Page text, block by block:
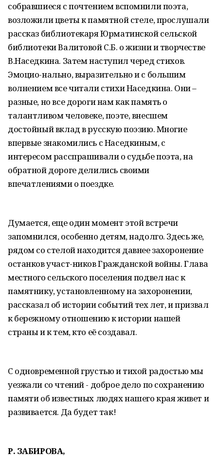
собравшиеся с почтением вспомнили поэта,
возложили цветы к памятной стеле, прослушали
рассказ библиотекаря Юрматинской сельской
библиотеки Валитовой С.Б. о жизни и творчестве
В.Наседкина. Затем наступил черед стихов.
Эмоцио-нально, выразительно и с большим
волнением все читали стихи Наседкина. Они –
разные, но все дороги нам как память о
талантливом человеке, поэте, внесшем
достойный вклад в русскую поэзию. Многие
впервые знакомились с Наседкиным, с
интересом расспрашивали о судьбе поэта, на
обратной дороге делились своими
впечатлениями о поездке.
Думается, еще один момент этой встречи
запомнился, особенно детям, надолго. Здесь же,
рядом со стелой находится давнее захоронение
останков участ-ников Гражданской войны. Глава
местного сельского поселения подвел нас к
памятнику, установленному на захоронении,
рассказал об истории событий тех лет, и призвал
к бережному отношению к истории нашей
страны и к тем, кто её создавал.
С одновременной грустью и тихой радостью мы
уезжали со чтений - доброе дело по сохранению
памяти об известных людях нашего края живет и
развивается. Да будет так!
Р. ЗAБИРОВА,